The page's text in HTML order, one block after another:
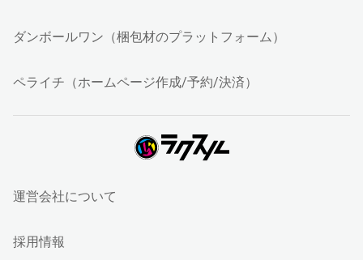
ダンボールワン（梱包材のプラットフォーム）
ペライチ（ホームページ作成/予約/決済）
運営会社について
採用情報